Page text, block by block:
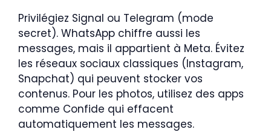
Privilégiez Signal ou Telegram (mode
secret). WhatsApp chiffre aussi les
messages, mais il appartient à Meta. Évitez
les réseaux sociaux classiques (Instagram,
Snapchat) qui peuvent stocker vos
contenus. Pour les photos, utilisez des apps
comme Confide qui effacent
automatiquement les messages.